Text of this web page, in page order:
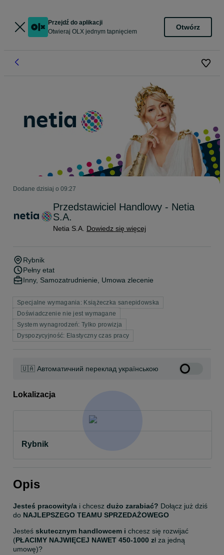
Przejdź do aplikacji
Otwieraj OLX jednym tapnięciem
Otwórz
Dodane dzisiaj o 09:27
Przedstawiciel Handlowy - Netia
S.A.
Netia S.A. Dowiedz się więcej
Rybnik
Pełny etat
Inny, Samozatrudnienie, Umowa zlecenie
Specjalne wymagania: Książeczka sanepidowska
Doświadczenie nie jest wymagane
System wynagrodzeń: Tylko prowizja
Dyspozycyjność: Elastyczny czas pracy
🇺🇦 Автоматичний переклад українською
Lokalizacja
Rybnik
Opis
Jesteś pracowity/a i chcesz dużo zarabiać? Dołącz już dziś
do NAJLEPSZEGO TEAMU SPRZEDAŻOWEGO
Jesteś skutecznym handlowcem i chcesz się rozwijać
(PŁACIMY NAJWIĘCEJ NAWET 450-1000 zł za jedną
umowę)?